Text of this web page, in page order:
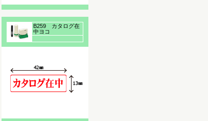
B259 カタログ在
中ヨコ
(赤)13×42MM浸透
印